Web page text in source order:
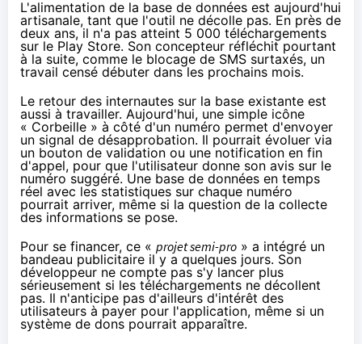
L'alimentation de la base de données est aujourd'hui
artisanale, tant que l'outil ne décolle pas. En près de
deux ans, il n'a pas atteint 5 000 téléchargements
sur le Play Store. Son concepteur réfléchit pourtant
à la suite, comme le blocage de SMS surtaxés, un
travail censé débuter dans les prochains mois.
Le retour des internautes sur la base existante est
aussi à travailler. Aujourd'hui, une simple icône
« Corbeille » à côté d'un numéro permet d'envoyer
un signal de désapprobation. Il pourrait évoluer via
un bouton de validation ou une notification en fin
d'appel, pour que l'utilisateur donne son avis sur le
numéro suggéré. Une base de données en temps
réel avec les statistiques sur chaque numéro
pourrait arriver, même si la question de la collecte
des informations se pose.
Pour se financer, ce « projet semi-pro » a intégré un
bandeau publicitaire il y a quelques jours. Son
développeur ne compte pas s'y lancer plus
sérieusement si les téléchargements ne décollent
pas. Il n'anticipe pas d'ailleurs d'intérêt des
utilisateurs à payer pour l'application, même si un
système de dons pourrait apparaître.